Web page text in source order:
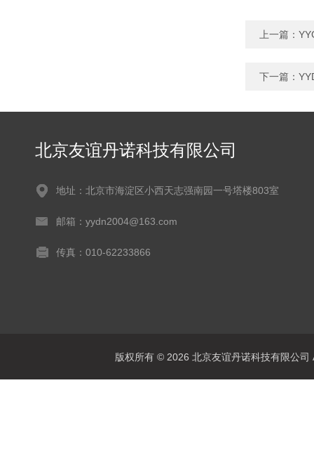
上一篇：
下一篇：
北京友谊丹诺科技有限公司
地址：北京市海淀区小西天志强南园一号塔楼803室
邮箱：yydn2004@163.com
传真：010-62233866
版权所有 © 2026 北京友谊丹诺科技有限